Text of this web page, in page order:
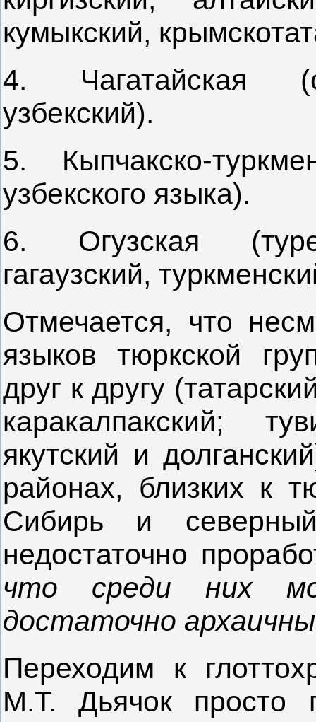
кумыкский,
4. Чагатайская
узбекский).
5. Кыпчакско-
узбекского языка).
6. Огузская
гагаузский,
Отмечается, что
языков тюркской
друг к другу
каракалпакский;
якутский и
районах, близких к
Сибирь и
недостаточно
что среди них
достаточно
Переходим к
М.Т. Дьячок просто